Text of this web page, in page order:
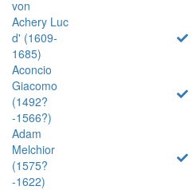
von
Achery Luc
d' (1609-
1685)
Aconcio
Giacomo
(1492?
-1566?)
Adam
Melchior
(1575?
-1622)